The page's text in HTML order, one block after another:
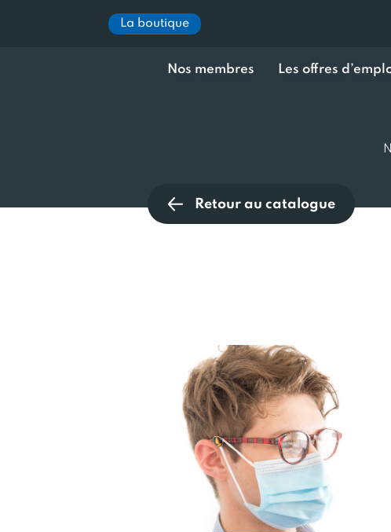
La boutique
Nos membres Les offres
Retour au catalogue